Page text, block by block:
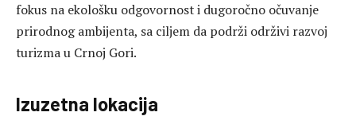
fokus na ekološku odgovornost i dugoročno očuvanje
prirodnog ambijenta, sa ciljem da podrži održivi razvoj
turizma u Crnoj Gori.
Izuzetna lokacija